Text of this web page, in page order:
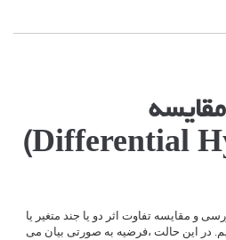
و مقایسه تفاوت اثر دو یا جند متغیر یا
در این حالت ،فرضیه به صورتی بیان می